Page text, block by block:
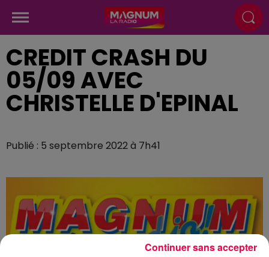
CREDIT CRASH DU
05/09 AVEC
CHRISTELLE D'EPINAL
Publié : 5 septembre 2022 à 7h41
Continuer sans accepter